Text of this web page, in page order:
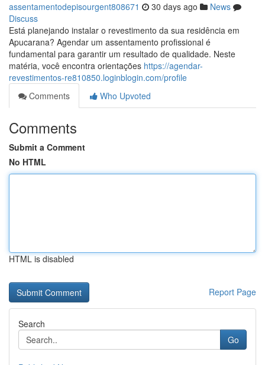
assentamentodepisourgent808671 30 days ago
News
Discuss
Está planejando instalar o revestimento da sua residência em
Apucarana? Agendar um assentamento profissional é
fundamental para garantir um resultado de qualidade. Neste
matéria, você encontra orientações https://agendar-
revestimentos-re810850.loginblogin.com/profile
Comments
Who Upvoted
Comments
Submit a Comment
No HTML
HTML is disabled
Report Page
Search
Go